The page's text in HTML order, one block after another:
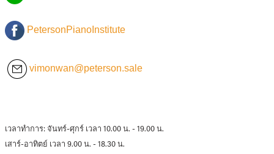
PetersonPianoInstitute
vimonwan@peterson.sale
เวลาทำการ: จันทร์-ศุกร์ เวลา 10.00 น. - 19.00 น.
เสาร์-อาทิตย์ เวลา 9.00 น. - 18.30 น.